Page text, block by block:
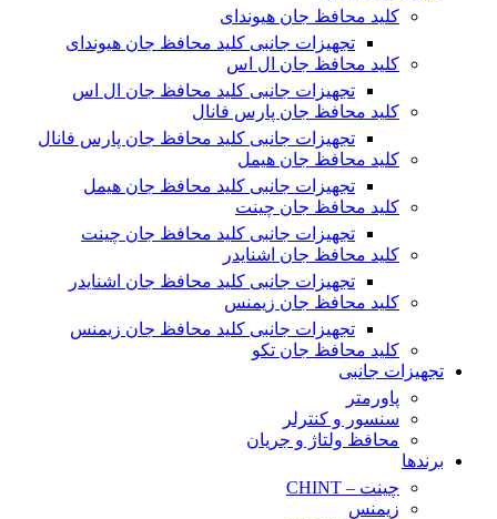
کلید محافظ جان هیوندای
تجهیزات جانبی کلید محافظ جان هیوندای
کلید محافظ جان ال اس
تجهیزات جانبی کلید محافظ جان ال اس
کلید محافظ جان پارس فانال
تجهیزات جانبی کلید محافظ جان پارس فانال
کلید محافظ جان هیمل
تجهیزات جانبی کلید محافظ جان هیمل
کلید محافظ جان چینت
تجهیزات جانبی کلید محافظ جان چینت
کلید محافظ جان اشنایدر
تجهیزات جانبی کلید محافظ جان اشنایدر
کلید محافظ جان زیمنس
تجهیزات جانبی کلید محافظ جان زیمنس
کلید محافظ جان تکو
تجهیزات جانبی
پاورمتر
سنسور و کنترلر
محافظ ولتاژ و‌ جریان
برندها
چینت – CHINT
زیمنس